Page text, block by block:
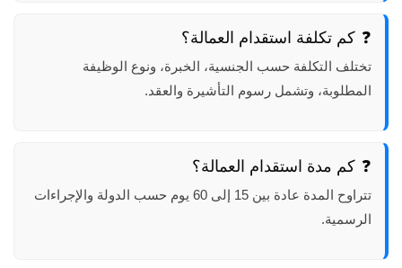
كم تكلفة استقدام العمالة؟
تختلف التكلفة حسب الجنسية، الخبرة، ونوع الوظيفة
المطلوبة، وتشمل رسوم التأشيرة والعقد.
كم مدة استقدام العمالة؟
تتراوح المدة عادة بين 15 إلى 60 يوم حسب الدولة والإجراءات
الرسمية.